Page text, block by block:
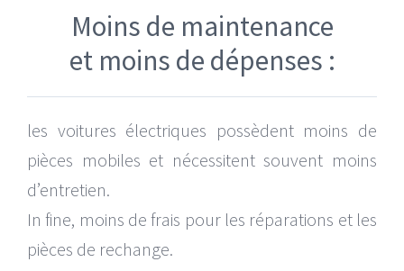
Moins de maintenance
et moins de dépenses :
les voitures électriques possèdent moins de
pièces mobiles et nécessitent souvent moins
d’entretien.
In fine, moins de frais pour les réparations et les
pièces de rechange.